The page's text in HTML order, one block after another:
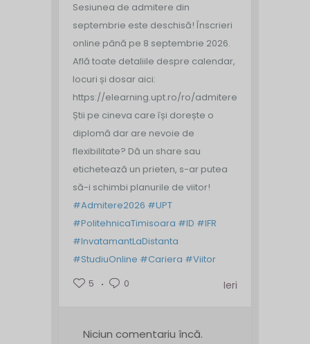
Sesiunea de admitere din
septembrie este deschisă! Înscrieri
online până pe 8 septembrie 2026.
Află toate detaliile despre calendar,
locuri și dosar aici:
https://elearning.upt.ro/ro/admitere/
Știi pe cineva care își dorește o
diplomă dar are nevoie de
flexibilitate? Dă un share sau
etichetează un prieten, s-ar putea
să-i schimbi planurile de viitor!
#Admitere2026 #UPT
#PolitehnicaTimisoara #ID #IFR
#InvatamantLaDistanta
#StudiuOnline #Cariera #Viitor
5
0 Ieri
Niciun comentariu încă.